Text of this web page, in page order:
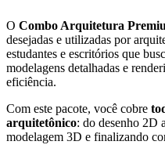
O Combo Arquitetura
desejadas e utilizadas por
estudantes e escritórios que
modelagens detalhadas e
eficiência.
Com este pacote, você cobre
arquitetônico: do desenho 2D
modelagem 3D e finalizando